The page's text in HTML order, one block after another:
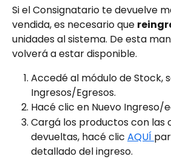
Si el Consignatario te devuelve
vendida, es necesario que
unidades al sistema. De esta
volverá a estar disponible.
Accedé al módulo de Stock,
Ingresos/Egresos.
Hacé clic en Nuevo Ingreso/
Cargá los productos con las
devueltas, hacé clic AQUÍ
detallado del ingreso.